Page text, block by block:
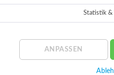
Statistik &
ANPASSEN